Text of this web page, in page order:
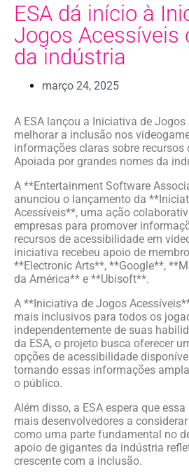
ESA dá início à
Jogos Acessíveis
da indústria
março 24, 2025
A ESA lançou a Iniciativa de Jogos
melhorar a inclusão nos
informações claras sobre recursos
Apoiada por grandes nomes da
A **Entertainment Software
anunciou o lançamento da
Acessíveis**, uma ação
empresas para promover
recursos de acessibilidade em
iniciativa recebeu apoio de
**Electronic Arts**, **Google**,
da América** e **Ubisoft**.
A **Iniciativa de Jogos
mais inclusivos para todos os
independentemente de suas
da ESA, o projeto busca oferecer
opções de acessibilidade
tornando essas informações
o público.
Além disso, a ESA espera que
mais desenvolvedores a
como uma parte fundamental no
apoio de gigantes da indústria
crescente com a inclusão.